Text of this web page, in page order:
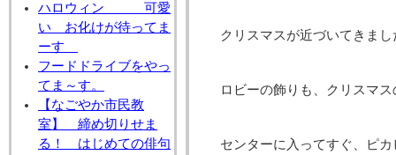
ハロウィン 可愛
い お化けが待ってま
ーす
フードドライブをやっ
てま～す。
【なごやか市民教
室】 締め切りせま
る！ はじめての俳句
クリスマスが近づいてきまし
ロビーの飾りも、クリスマ
センターに入ってすぐ、ピ